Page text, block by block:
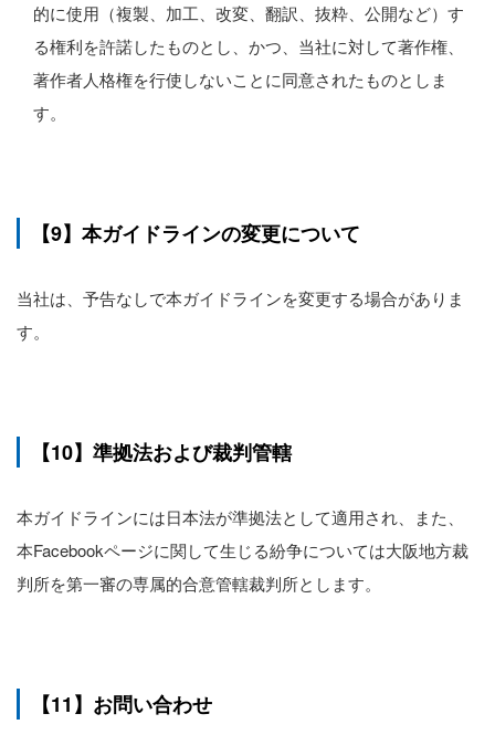
的に使用（複製、加工、改変、翻訳、抜粋、公開など）す
る権利を許諾したものとし、かつ、当社に対して著作権、
著作者人格権を行使しないことに同意されたものとしま
す。
【9】本ガイドラインの変更について
当社は、予告なしで本ガイドラインを変更する場合がありま
す。
【10】準拠法および裁判管轄
本ガイドラインには日本法が準拠法として適用され、また、
本Facebookページに関して生じる紛争については大阪地方裁
判所を第一審の専属的合意管轄裁判所とします。
【11】お問い合わせ